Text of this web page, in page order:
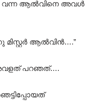
വന്ന ആൽവിനെ അവൾ
മിസ്റ്റർ ആൽവിൻ….”
അവളത് പറഞത്….